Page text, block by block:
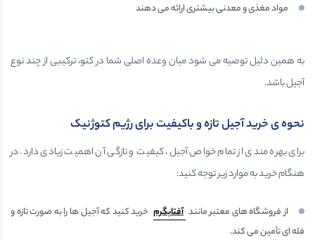
مواد مغذی و معدنی بیشتری ارائه می دهند
به همین دلیل توصیه می شود میان وعده اصلی شما در کتو، ترکیبی از چند نوع
آجیل باشد.
نحوه ی خرید آجیل تازه و باکیفیت برای رژیم کتوژنیک
برای بهره مندی از تمام خواص آجیل، کیفیت و تازگی آن اهمیت زیادی دارد. در
هنگام خرید به موارد زیر توجه کنید:
از فروشگاه های معتبر مانند آفتابگرم خرید کنید که آجیل ها را به صورت تازه و
فله ای تأمین می کند.